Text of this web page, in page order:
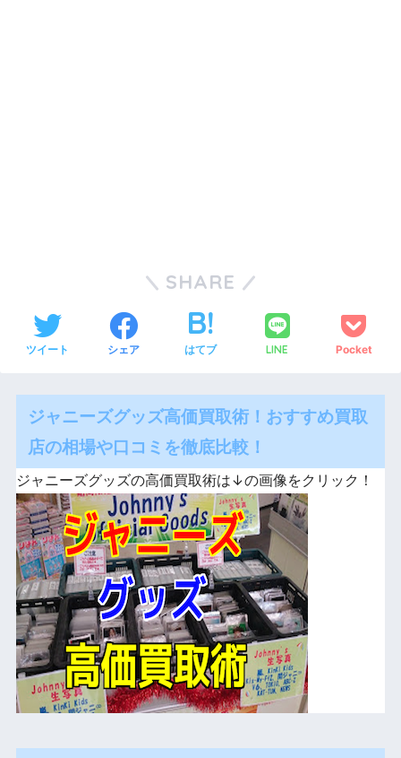
SHARE
ツイート シェア はてブ LINE Pocket
ジャニーズグッズ高価買取術！おすすめ買取
店の相場や口コミを徹底比較！
ジャニーズグッズの高価買取術は↓の画像をクリック！